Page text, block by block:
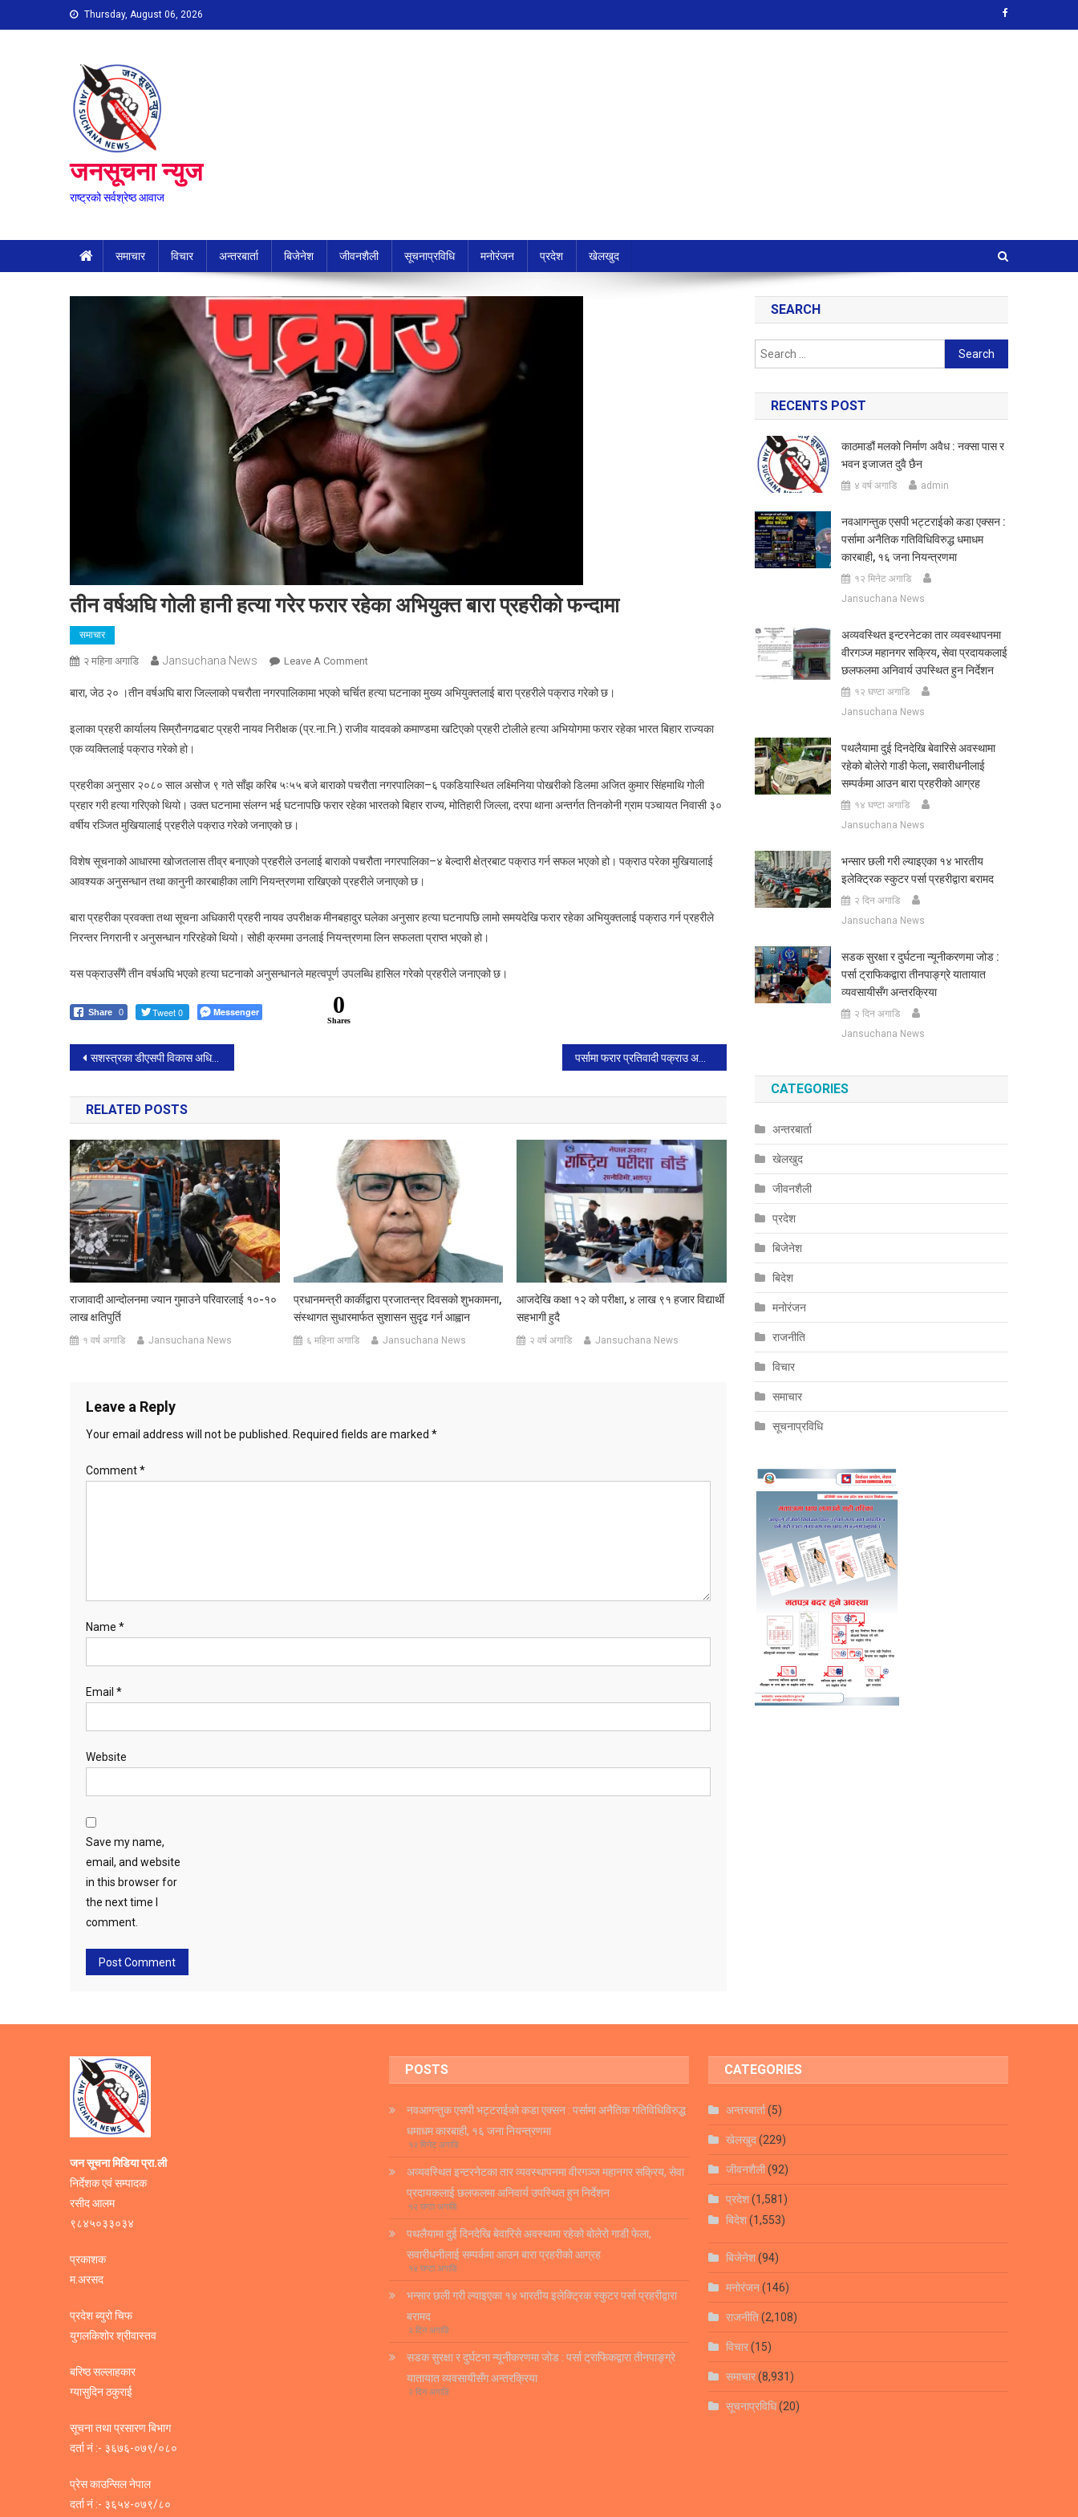
to
Thursday, August 06, 2026
जनसूचना न्युज
राष्ट्रको सर्वश्रेष्ठ आवाज
समाचार विचार अन्तरबार्ता बिजेनेश जीवनशैली सूचनाप्रविधि मनोरंजन प्रदेश खेलखुद
तीन वर्षअघि गोली हानी हत्या गरेर फरार रहेका अभियुक्त बारा प्रहरीको फन्दामा
समाचार
२ महिना अगाडि Jansuchana News Leave A CommentOn
वर्षअघि
हानी
फरार
रहेका
प्रहरीको
फन्दामा
बारा, जेठ २० ।तीन वर्षअघि बारा जिल्लाको पचरौता नगरपालिकामा भएको चर्चित हत्या घटनाका मुख्य अभियुक्तलाई बारा प्रहरीले पक्राउ गरेको छ।
इलाका प्रहरी कार्यालय सिम्रौनगढबाट प्रहरी नायव निरीक्षक (प्र.ना.नि.) राजीव यादवको कमाण्डमा खटिएको प्रहरी टोलीले हत्या अभियोगमा फरार रहेका भारत बिहार राज्यका
एक व्यक्तिलाई पक्राउ गरेको हो।
प्रहरीका अनुसार २०८० साल असोज ९ गते साँझ करिब ५ः५५ बजे बाराको पचरौता नगरपालिका–६ पकडियास्थित लक्ष्मिनिया पोखरीको डिलमा अजित कुमार सिंहमाथि गोली
प्रहार गरी हत्या गरिएको थियो। उक्त घटनामा संलग्न भई घटनापछि फरार रहेका भारतको बिहार राज्य, मोतिहारी जिल्ला, दरपा थाना अन्तर्गत तिनकोनी ग्राम पञ्चायत निवासी ३०
वर्षीय रञ्जित मुखियालाई प्रहरीले पक्राउ गरेको जनाएको छ।
विशेष सूचनाको आधारमा खोजतलास तीव्र बनाएको प्रहरीले उनलाई बाराको पचरौता नगरपालिका–४ बेल्दारी क्षेत्रबाट पक्राउ गर्न सफल भएको हो। पक्राउ परेका मुखियालाई
आवश्यक अनुसन्धान तथा कानुनी कारबाहीका लागि नियन्त्रणमा राखिएको प्रहरीले जनाएको छ।
बारा प्रहरीका प्रवक्ता तथा सूचना अधिकारी प्रहरी नायव उपरीक्षक मीनबहादुर घलेका अनुसार हत्या घटनापछि लामो समयदेखि फरार रहेका अभियुक्तलाई पक्राउ गर्न प्रहरीले
निरन्तर निगरानी र अनुसन्धान गरिरहेको थियो। सोही क्रममा उनलाई नियन्त्रणमा लिन सफलता प्राप्त भएको हो।
यस पक्राउसँगै तीन वर्षअघि भएको हत्या घटनाको अनुसन्धानले महत्वपूर्ण उपलब्धि हासिल गरेको प्रहरीले जनाएको छ।
Share 0 Tweet 0 Messenger 0
Shares
Post
navigation
सशस्त्रका डीएसपी विकास अधिकारीको तस्करीविरुद्ध कडा प्रहार : एकै दिनमा ५ लाखभन्दा बढीका अवैध सामान बरामद
RELATED POSTS
राजावादी आन्दोलनमा ज्यान गुमाउने परिवारलाई १०-१०
लाख क्षतिपुर्ति
१ वर्ष अगाडि Jansuchana News
प्रधानमन्त्री कार्कीद्वारा प्रजातन्त्र दिवसको शुभकामना,
संस्थागत सुधारमार्फत सुशासन सुदृढ गर्न आह्वान
६ महिना अगाडि Jansuchana News
आजदेखि कक्षा १२ को परीक्षा, ४ लाख ९१ हजार विद्यार्थी
सहभागी हुदै
२ वर्ष अगाडि Jansuchana News
Leave a Reply
Your email address will not be published. Required fields are marked *
Comment*
Name *
Email *
Website
Save my name,
email, and website
in this browser for
the next time I
comment.
SEARCH
Search
for:
RECENTS POST
काठमाडौं मलको निर्माण अवैध : नक्सा पास र
भवन इजाजत दुवै छैन
४ वर्ष अगाडि admin
नवआगन्तुक एसपी भट्टराईको कडा एक्सन :
पर्सामा अनैतिक गतिविधिविरुद्ध धमाधम
कारबाही, १६ जना नियन्त्रणमा
१२ मिनेट अगाडि
Jansuchana News
अव्यवस्थित इन्टरनेटका तार व्यवस्थापनमा
वीरगञ्ज महानगर सक्रिय, सेवा प्रदायकलाई
छलफलमा अनिवार्य उपस्थित हुन निर्देशन
१२ घण्टा अगाडि
Jansuchana News
पथलैयामा दुई दिनदेखि बेवारिसे अवस्थामा
रहेको बोलेरो गाडी फेला, सवारीधनीलाई
सम्पर्कमा आउन बारा प्रहरीको आग्रह
१४ घण्टा अगाडि
Jansuchana News
भन्सार छली गरी ल्याइएका १४ भारतीय
इलेक्ट्रिक स्कुटर पर्सा प्रहरीद्वारा बरामद
२ दिन अगाडि
Jansuchana News
सडक सुरक्षा र दुर्घटना न्यूनीकरणमा जोड :
पर्सा ट्राफिकद्वारा तीनपाङ्ग्रे यातायात
व्यवसायीसँग अन्तरक्रिया
२ दिन अगाडि
Jansuchana News
CATEGORIES
अन्तरबार्ता
खेलखुद
जीवनशैली
प्रदेश
बिजेनेश
बिदेश
मनोरंजन
राजनीति
विचार
समाचार
सूचनाप्रविधि
जन सूचना मिडिया प्रा.ली
निर्देशक एवं सम्पादक
रसीद आलम
९८४५०३३०३४
प्रकाशक
म.अरसद
प्रदेश ब्युरो चिफ
युगलकिशोर श्रीवास्तव
बरिष्ठ सल्लाहकार
ग्यासुदिन ठकुराई
सूचना तथा प्रसारण बिभाग
दर्ता नं :- ३६७६-०७९/०८०
प्रेस काउन्सिल नेपाल
दर्ता नं :- ३६५४-०७९/८०
POSTS
नवआगन्तुक एसपी भट्टराईको कडा एक्सन : पर्सामा अनैतिक गतिविधिविरुद्ध
धमाधम कारबाही, १६ जना नियन्त्रणमा
१२ मिनेट अगाडि
अव्यवस्थित इन्टरनेटका तार व्यवस्थापनमा वीरगञ्ज महानगर सक्रिय, सेवा
प्रदायकलाई छलफलमा अनिवार्य उपस्थित हुन निर्देशन
१२ घण्टा अगाडि
पथलैयामा दुई दिनदेखि बेवारिसे अवस्थामा रहेको बोलेरो गाडी फेला,
सवारीधनीलाई सम्पर्कमा आउन बारा प्रहरीको आग्रह
१४ घण्टा अगाडि
भन्सार छली गरी ल्याइएका १४ भारतीय इलेक्ट्रिक स्कुटर पर्सा प्रहरीद्वारा
बरामद
२ दिन अगाडि
सडक सुरक्षा र दुर्घटना न्यूनीकरणमा जोड : पर्सा ट्राफिकद्वारा तीनपाङ्ग्रे
यातायात व्यवसायीसँग अन्तरक्रिया
२ दिन अगाडि
CATEGORIES
अन्तरबार्ता(5)
खेलखुद(229)
जीवनशैली(92)
प्रदेश(1,581)
बिदेश(1,553)
बिजेनेश(94)
मनोरंजन(146)
राजनीति(2,108)
विचार(15)
समाचार(8,931)
सूचनाप्रविधि(20)